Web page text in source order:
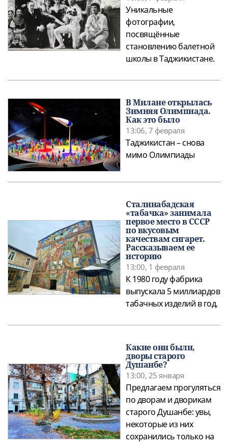
Уникальные
фотографии,
посвящённые
становлению балетной
школы в Таджикистане.
В Милане открылась
Зимняя Олимпиада.
Как это было
13:06, 7 февраля
Таджикистан – снова
мимо Олимпиады
Сталинабадская
«табачка» занимала
первое место в СССР
по вкусовым
качествам сигарет.
Рассказываем ее
историю
13:00, 1 февраля
К 1980 году фабрика
выпускала 5 миллиардов
табачных изделий в год.
Какие они были,
дворы старого
Душанбе?
13:00, 25 января
Предлагаем прогуляться
по дворам и дворикам
старого Душанбе: увы,
некоторые из них
сохранились только на